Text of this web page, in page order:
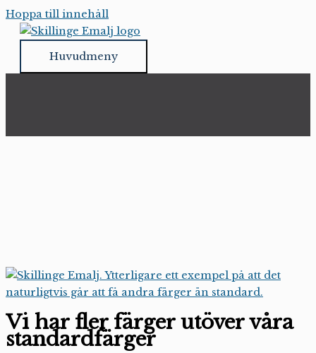
Hoppa till innehåll
Huvudmeny
Vi har fler färger utöver våra
standardfärger